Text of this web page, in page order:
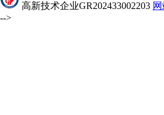
高新技术企业GR202433002203
-->